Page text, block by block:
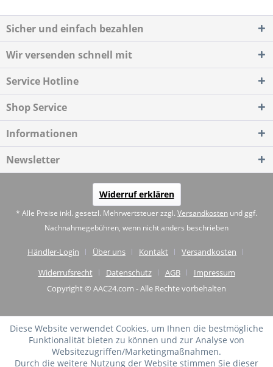
Sicher und einfach bezahlen
Wir versenden schnell mit
Service Hotline
Shop Service
Informationen
Newsletter
Widerruf erklären
* Alle Preise inkl. gesetzl. Mehrwertsteuer zzgl. Versandkosten und ggf.
Nachnahmegebühren, wenn nicht anders beschrieben
Händler-Login Über uns Kontakt
Versandkosten
Widerrufsrecht
Datenschutz AGB
Impressum
Copyright © AAC24.com - Alle Rechte vorbehalten
Diese Website verwendet Cookies, um Ihnen die bestmögliche
Funktionalität bieten zu können und zur Analyse von
Websitezugriffen/Marketingmaßnahmen.
Durch die weitere Nutzung der Website stimmen Sie dieser